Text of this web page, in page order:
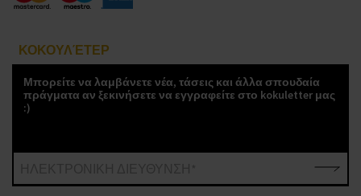
ΚΟΚΟΥΛΈΤΕΡ
Μπορείτε να λαμβάνετε νέα, τάσεις και άλλα σπουδαία
πράγματα αν ξεκινήσετε να εγγραφείτε στο kokuletter μας
:)